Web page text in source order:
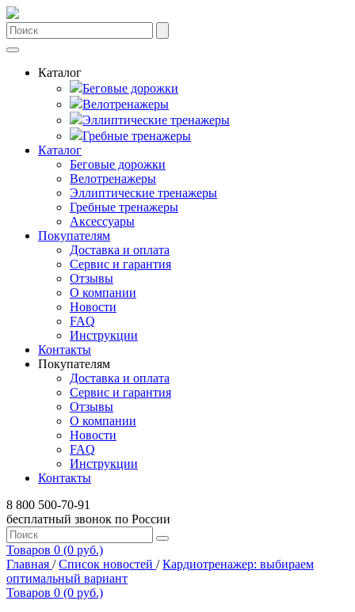
Каталог
Беговые дорожки
Велотренажеры
Эллиптические тренажеры
Гребные тренажеры
Каталог
Беговые дорожки
Велотренажеры
Эллиптические тренажеры
Гребные тренажеры
Аксессуары
Покупателям
Доставка и оплата
Сервис и гарантия
Отзывы
О компании
Новости
FAQ
Инструкции
Контакты
Покупателям
Доставка и оплата
Сервис и гарантия
Отзывы
О компании
Новости
FAQ
Инструкции
Контакты
8 800 500-70-91
бесплатный звонок по России
Товаров 0 (0 руб.)
Главная /Список новостей /Кардиотренажер: выбираем
оптимальный вариант
Товаров 0 (0 руб.)